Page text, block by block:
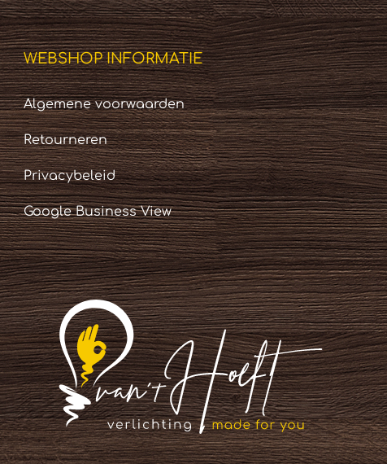
WEBSHOP INFORMATIE
Algemene voorwaarden
Retourneren
Privacybeleid
Google Business View